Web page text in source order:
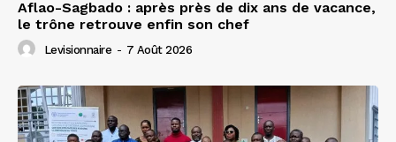
Aflao-Sagbado : après près de dix ans de vacance,
le trône retrouve enfin son chef
Levisionnaire - 7 Août 2026